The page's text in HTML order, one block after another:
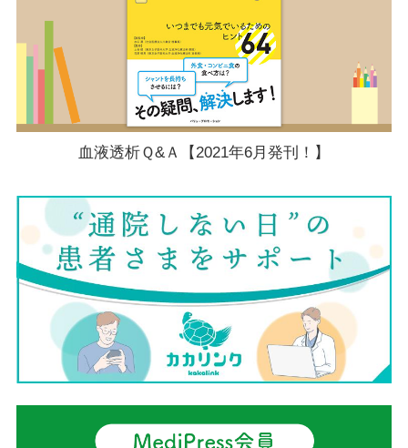
血液透析Ｑ&Ａ【2021年6月発刊！】